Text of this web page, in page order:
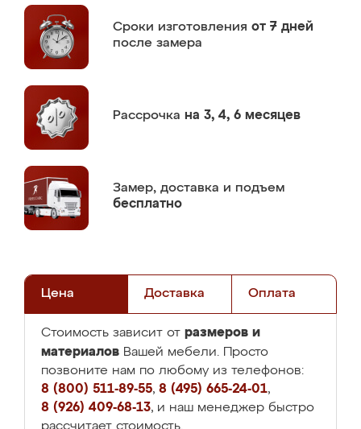
Сроки изготовления от 7 дней
после замера
Рассрочка на 3, 4, 6 месяцев
Замер, доставка и подъем
бесплатно
Цена Доставка Оплата
Стоимость зависит от размеров и
материалов Вашей мебели. Просто
позвоните нам по любому из телефонов:
8 (800) 511-89-55, 8 (495) 665-24-01,
8 (926) 409-68-13, и наш менеджер быстро